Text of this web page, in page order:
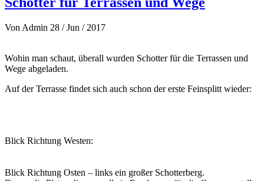
Von Admin 28 / Jun / 2017
Wohin man schaut, überall wurden Schotter für die Terrassen und
Wege abgeladen.
Auf der Terrasse findet sich auch schon der erste Feinsplitt wieder:
Blick Richtung Westen:
Blick Richtung Osten – links ein großer Schotterberg.